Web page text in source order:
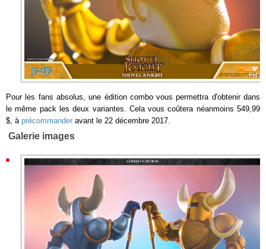
Pour les fans absolus, une édition combo vous permettra d'obtenir dans
le même pack les deux variantes. Cela vous coûtera néanmoins 549,99
$, à précommander avant le 22 décembre 2017.
Galerie images